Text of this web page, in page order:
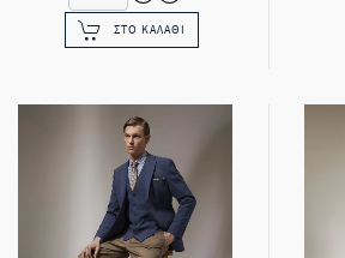
ΣΤΟ ΚΑΛΆΘΙ